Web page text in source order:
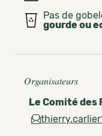
Pas de
gourde ou
Organisateurs
Le Comité des